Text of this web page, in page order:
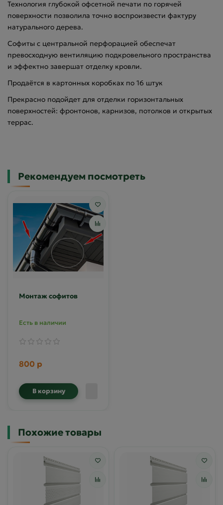
Технология глубокой офсетной печати по горячей
поверхности позволила точно воспроизвести фактуру
натурального дерева.
Софиты с центральной перфорацией обеспечат
превосходную вентиляцию подкровельного пространства
и эффектно завершат отделку кровли.
Продаётся в картонных коробках по 16 штук
Прекрасно подойдет для отделки горизонтальных
поверхностей: фронтонов, карнизов, потолков и открытых
террас.
Рекомендуем посмотреть
Монтаж софитов
Есть в наличии
800 р
В корзину
Похожие товары